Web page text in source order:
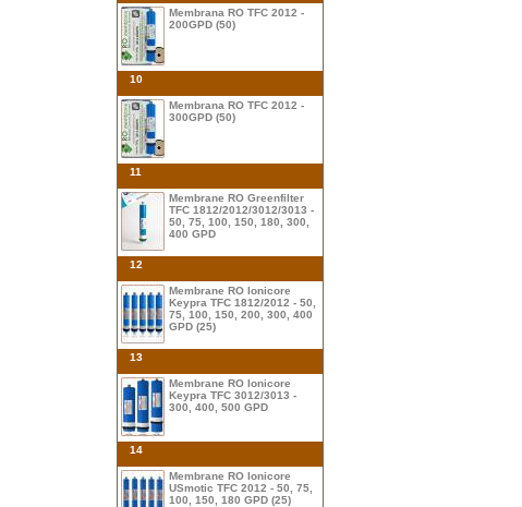
Membrana RO TFC 2012 -
200GPD (50)
10
Membrana RO TFC 2012 -
300GPD (50)
11
Membrane RO Greenfilter
TFC 1812/2012/3012/3013 -
50, 75, 100, 150, 180, 300,
400 GPD
12
Membrane RO Ionicore
Keypra TFC 1812/2012 - 50,
75, 100, 150, 200, 300, 400
GPD (25)
13
Membrane RO Ionicore
Keypra TFC 3012/3013 -
300, 400, 500 GPD
14
Membrane RO Ionicore
USmotic TFC 2012 - 50, 75,
100, 150, 180 GPD (25)